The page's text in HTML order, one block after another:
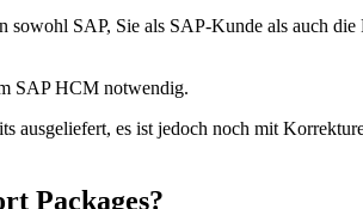
SAP, Sie als SAP-Kunde als auch
SAP HCM notwendig.
ausgeliefert, es ist jedoch noch mit
Packages?